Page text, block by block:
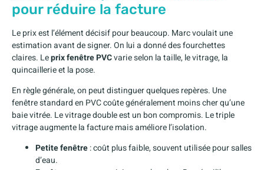
pour réduire la facture
Le prix est l’élément décisif pour beaucoup. Marc voulait une
estimation avant de signer. On lui a donné des fourchettes
claires. Leprix fenêtre PVCvarie selon la taille, le vitrage, la
quincaillerie et la pose.
En règle générale, on peut distinguer quelques repères. Une
fenêtre standard en PVC coûte généralement moins cher qu’une
baie vitrée. Le vitrage double est un bon compromis. Le triple
vitrage augmente la facture mais améliore l’isolation.
Petite fenêtre: coût plus faible, souvent utilisée pour salles
d’eau.